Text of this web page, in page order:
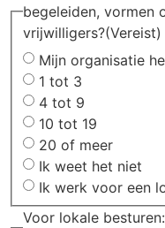
begeleiden, vormen
vrijwilligers?(Vereist)
Mijn organisatie
1 tot 3
4 tot 9
10 tot 19
20 of meer
Ik weet het niet
Ik werk voor een
Voor lokale